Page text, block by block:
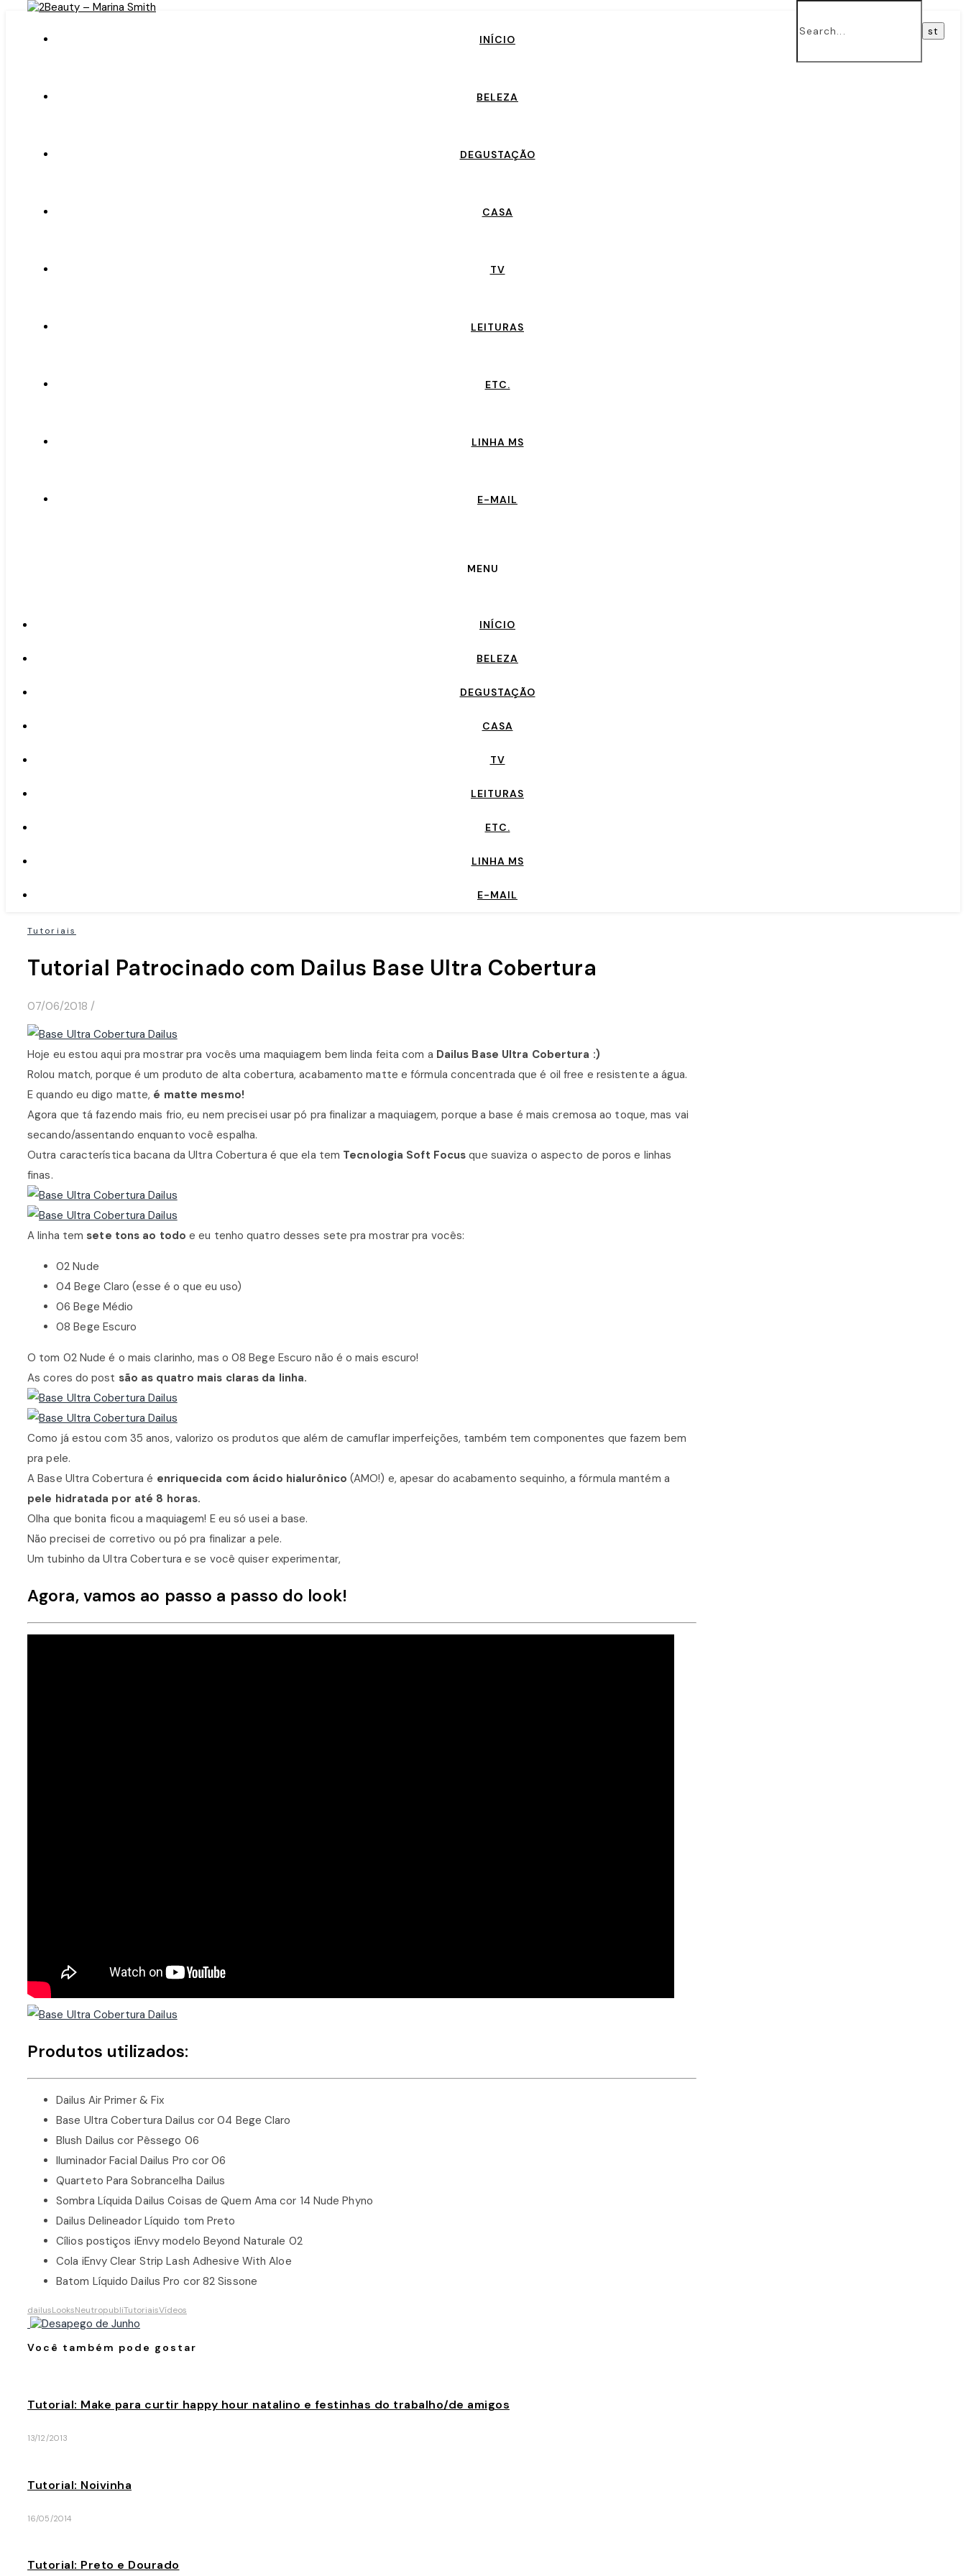
INÍCIO
BELEZA
DEGUSTAÇÃO
CASA
TV
LEITURAS
ETC.
LINHA MS
E-MAIL
MENU
INÍCIO
BELEZA
DEGUSTAÇÃO
CASA
TV
LEITURAS
ETC.
LINHA MS
E-MAIL
Tutoriais
Tutorial Patrocinado com Dailus Base Ultra Cobertura
07/06/2018 /
Hoje eu estou aqui pra mostrar pra vocês uma maquiagem bem linda feita com a Dailus Base Ultra Cobertura :)
Rolou match, porque é um produto de alta cobertura, acabamento matte e fórmula concentrada que é oil free e resistente a água.
E quando eu digo matte, é matte mesmo!
Agora que tá fazendo mais frio, eu nem precisei usar pó pra finalizar a maquiagem, porque a base é mais cremosa ao toque, mas vai
secando/assentando enquanto você espalha.
Outra característica bacana da Ultra Cobertura é que ela tem Tecnologia Soft Focus que suaviza o aspecto de poros e linhas
finas.
A linha tem sete tons ao todo e eu tenho quatro desses sete pra mostrar pra vocês:
02 Nude
04 Bege Claro (esse é o que eu uso)
06 Bege Médio
08 Bege Escuro
O tom 02 Nude é o mais clarinho, mas o 08 Bege Escuro não é o mais escuro!
As cores do post são as quatro mais claras da linha.
Como já estou com 35 anos, valorizo os produtos que além de camuflar imperfeições, também tem componentes que fazem bem
pra pele.
A Base Ultra Cobertura é enriquecida com ácido hialurônico (AMO!) e, apesar do acabamento sequinho, a fórmula mantém a
pele hidratada por até 8 horas.
Olha que bonita ficou a maquiagem! E eu só usei a base.
Não precisei de corretivo ou pó pra finalizar a pele.
Um tubinho da Ultra Cobertura e se você quiser experimentar,
Agora, vamos ao passo a passo do look!
Produtos utilizados:
Dailus Air Primer & Fix
Base Ultra Cobertura Dailus cor 04 Bege Claro
Blush Dailus cor Pêssego 06
Iluminador Facial Dailus Pro cor 06
Quarteto Para Sobrancelha Dailus
Sombra Líquida Dailus Coisas de Quem Ama cor 14 Nude Phyno
Dailus Delineador Líquido tom Preto
Cílios postiços iEnvy modelo Beyond Naturale 02
Cola iEnvy Clear Strip Lash Adhesive With Aloe
Batom Líquido Dailus Pro cor 82 Sissone
dailusLooksNeutropubliTutoriaisVídeos
Você também pode gostar
Tutorial: Make para curtir happy hour natalino e festinhas do trabalho/de amigos
13/12/2013
Tutorial: Noivinha
16/05/2014
Tutorial: Preto e Dourado